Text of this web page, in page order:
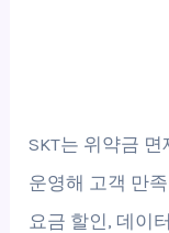
SKT는 위약금
운영해 고객 만
요금 할인, 데이